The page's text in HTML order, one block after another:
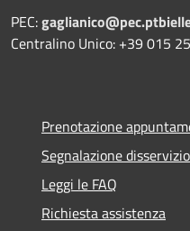
PEC:
Centralino Unico: +39 015
Prenotazione
Segnalazione disservizio
Leggi le FAQ
Richiesta assistenza